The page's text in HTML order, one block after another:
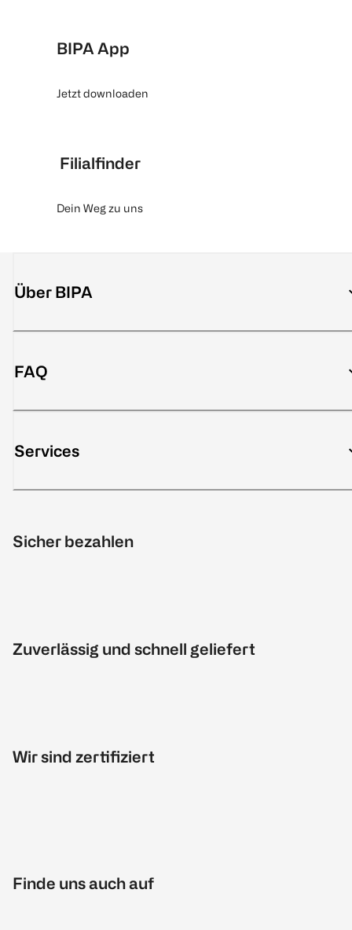
BIPA App
Jetzt downloaden
Filialfinder
Dein Weg zu uns
Über BIPA
FAQ
Services
Sicher bezahlen
Zuverlässig und schnell geliefert
Wir sind zertifiziert
Finde uns auch auf